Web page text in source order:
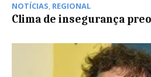
NOTÍCIAS, REGIONAL
Clima de insegurança